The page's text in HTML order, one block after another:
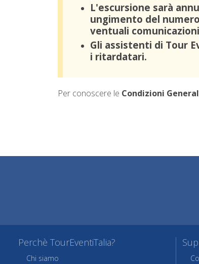
L'escursione sarà
ungimento del
ventuali
Gli assistenti di Tour
i ritardatari.
Per conoscere le Condizioni
Perchè TourEventiTalia?
Chi siamo